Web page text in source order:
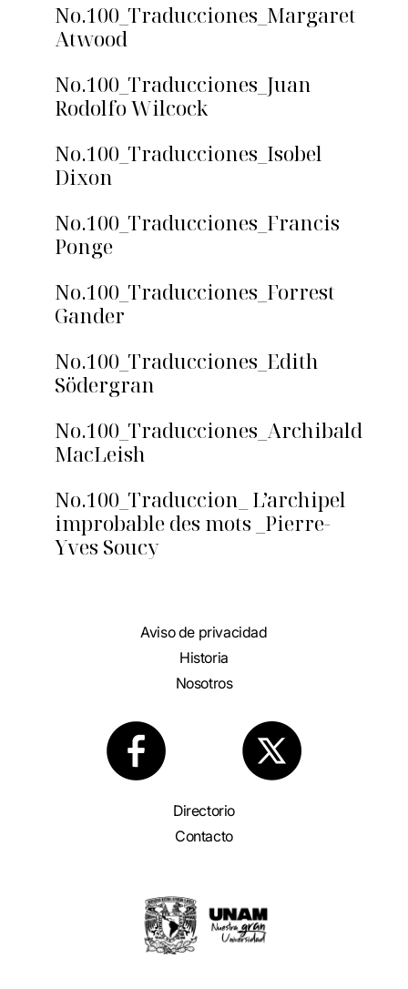
No.100_Traducciones_Margaret
Atwood
No.100_Traducciones_Juan
Rodolfo Wilcock
No.100_Traducciones_Isobel
Dixon
No.100_Traducciones_Francis
Ponge
No.100_Traducciones_Forrest
Gander
No.100_Traducciones_Edith
Södergran
No.100_Traducciones_Archibald
MacLeish
No.100_Traduccion_ L’archipel
improbable des mots _Pierre-
Yves Soucy
Aviso de privacidad
Historia
Nosotros
Directorio
Contacto